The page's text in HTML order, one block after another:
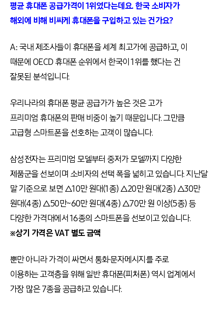
평균 휴대폰 공급가격이 1위였다는데요. 한국 소비자가
해외에 비해 비싸게 휴대폰을 구입하고 있는 건가요?
A: 국내 제조사들이 휴대폰을 세계 최고가에 공급하고, 이
때문에 OECD 휴대폰 순위에서 한국이 1위를 했다는 건
잘못된 분석입니다.
우리나라의 휴대폰 평균 공급가가 높은 것은 고가
프리미엄 휴대폰의 판매 비중이 높기 때문입니다. 그만큼
고급형 스마트폰을 선호하는 고객이 많습니다.
삼성전자는 프리미엄 모델부터 중저가 모델까지 다양한
제품군을 선보이며 소비자의 선택 폭을 넓히고 있습니다. 지난달
말 기준으로 보면 △10만 원대(1종) △20만 원대(2종) △30만
원대(4종) △50만~60만 원대(4종) △70만 원 이상(5종) 등
다양한 가격대에서 16종의 스마트폰을 선보이고 있습니다.
※상기 가격은 VAT 별도 금액
뿐만 아니라 가격이 싸면서 통화·문자메시지를 주로
이용하는 고객층을 위해 일반 휴대폰(피처폰) 역시 업계에서
가장 많은 7종을 공급하고 있습니다.